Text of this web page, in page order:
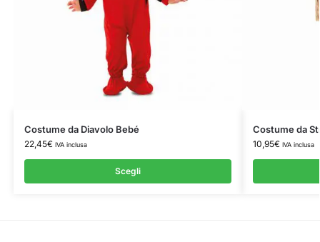
Costume da Diavolo Bebé
22,45€ IVA inclusa
Scegli
Costume da
10,95€ IVA inclusa